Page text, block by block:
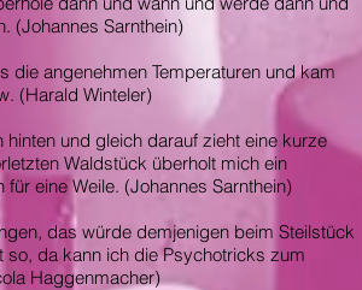
(Johannes Sarnthein)
angenehmen Temperaturen und kam
(Harald Winteler)
und gleich darauf zieht eine kurze
Waldstück überholt mich ein
eine Weile. (Johannes Sarnthein)
das würde demjenigen beim Steilstück
da kann ich die Psychotricks zum
Haggenmacher)